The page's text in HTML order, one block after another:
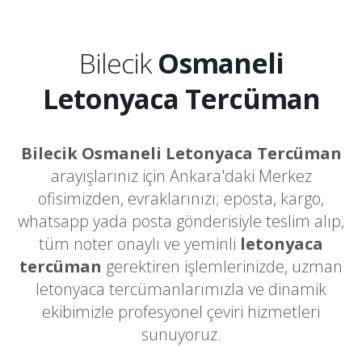
BilecikOsmaneli
Letonyaca Tercüman
Bilecik Osmaneli Letonyaca Tercüman
arayışlarınız için Ankara'daki Merkez
ofisimizden, evraklarınızı; eposta, kargo,
whatsapp yada posta gönderisiyle teslim alıp,
tüm noter onaylı ve yeminli letonyaca
tercüman gerektiren işlemlerinizde, uzman
letonyaca tercümanlarımızla ve dinamik
ekibimizle profesyonel çeviri hizmetleri
sunuyoruz.